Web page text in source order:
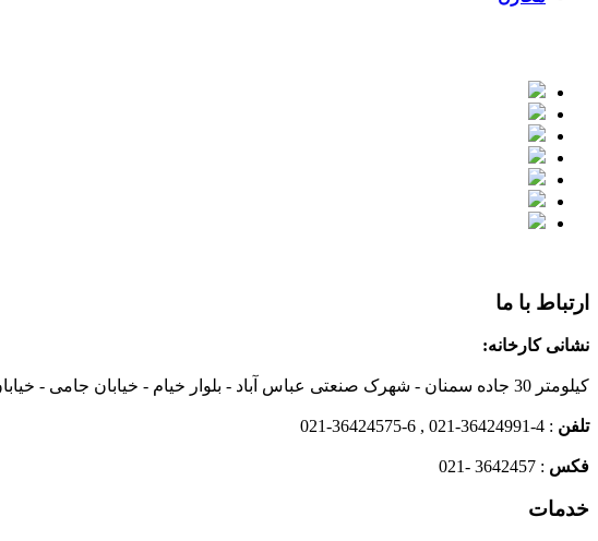
ارتباط با ما
نشانی کارخانه:
کیلومتر 30 جاده سمنان - شهرک صنعتی عباس آباد - بلوار خیام - خیابان جامی -
تلفن : ‎ 021-36424575-6 , 021-36424991-4
فکس : ‎ 021- 3642457
خدمات